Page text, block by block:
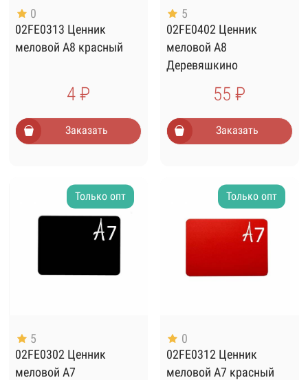
0
02FE0313 Ценник
меловой А8 красный
4 ₽
Заказать
5
02FE0402 Ценник
меловой А8
Деревяшкино
55 ₽
Заказать
Только опт
5
02FE0302 Ценник
меловой А7
Только опт
0
02FE0312 Ценник
меловой А7 красный